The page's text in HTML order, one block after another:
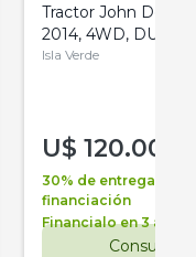
Tractor John Deere
2014, 4WD, DUAL
Isla Verde
U$ 120.000
30% de entrega +
financiación
Financialo en 3 años
Consultar